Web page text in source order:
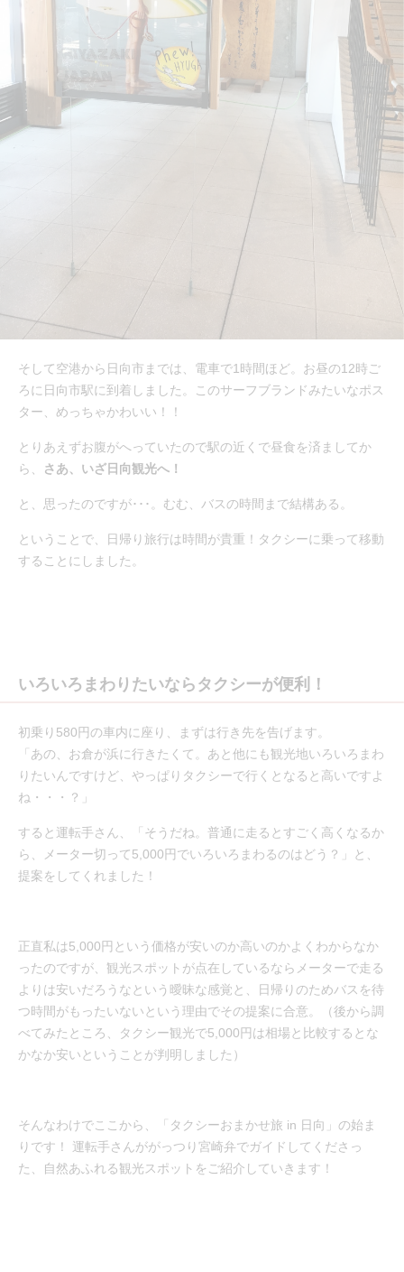
そして空港から日向市までは、電車で1時間ほど。お昼の12時ご
ろに日向市駅に到着しました。このサーフブランドみたいなポス
ター、めっちゃかわいい！！
とりあえずお腹がへっていたので駅の近くで昼食を済ましてか
ら、
さあ、いざ日向観光へ！
と、思ったのですが･･･。むむ、バスの時間まで結構ある。
ということで、日帰り旅行は時間が貴重！タクシーに乗って移動
することにしました。
いろいろまわりたいならタクシーが便利！
初乗り580円の車内に座り、まずは行き先を告げます。
「あの、お倉が浜に行きたくて。あと他にも観光地いろいろまわ
りたいんですけど、やっぱりタクシーで行くとなると高いですよ
ね・・・？」
すると運転手さん、「そうだね。普通に走るとすごく高くなるか
ら、メーター切って5,000円でいろいろまわるのはどう？」と、
提案をしてくれました！
正直私は5,000円という価格が安いのか高いのかよくわからなか
ったのですが、観光スポットが点在しているならメーターで走る
よりは安いだろうなという曖昧な感覚と、日帰りのためバスを待
つ時間がもったいないという理由でその提案に合意。（後から調
べてみたところ、タクシー観光で5,000円は相場と比較するとな
かなか安いということが判明しました）
そんなわけでここから、「タクシーおまかせ旅 in 日向」の始ま
りです！ 運転手さんががっつり宮崎弁でガイドしてくださっ
た、自然あふれる観光スポットをご紹介していきます！